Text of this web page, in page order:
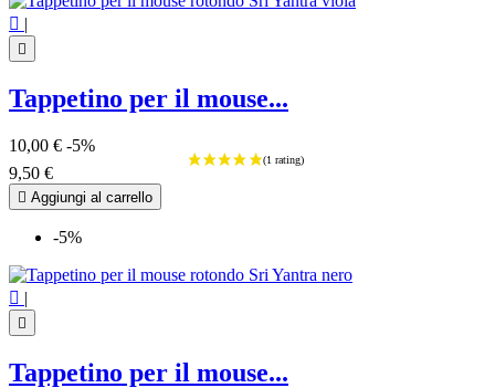
 |

Tappetino per il mouse...
10,00 € -5%
9,50 €
 Aggiungi al carrello
-5%
 |

Tappetino per il mouse...